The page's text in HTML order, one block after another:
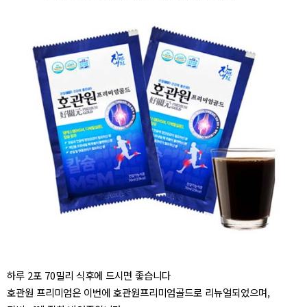
하루 2포 70밀리 식후에 드시면 좋습니다
호관원 프리미엄은 이번에 호관원프리미엄골드로 리뉴얼되었으며,